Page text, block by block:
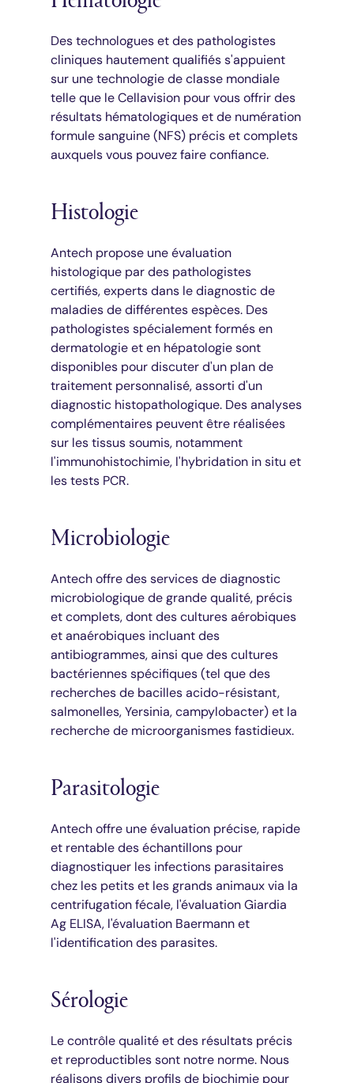
Des technologues et des pathologistes
cliniques hautement qualifiés s'appuient
sur une technologie de classe mondiale
telle que le Cellavision pour vous offrir des
résultats hématologiques et de numération
formule sanguine (NFS) précis et complets
auxquels vous pouvez faire confiance.
Histologie
Antech propose une évaluation
histologique par des pathologistes
certifiés, experts dans le diagnostic de
maladies de différentes espèces. Des
pathologistes spécialement formés en
dermatologie et en hépatologie sont
disponibles pour discuter d'un plan de
traitement personnalisé, assorti d'un
diagnostic histopathologique. Des analyses
complémentaires peuvent être réalisées
sur les tissus soumis, notamment
l'immunohistochimie, l'hybridation in situ et
les tests PCR.
Microbiologie
Antech offre des services de diagnostic
microbiologique de grande qualité, précis
et complets, dont des cultures aérobiques
et anaérobiques incluant des
antibiogrammes, ainsi que des cultures
bactériennes spécifiques (tel que des
recherches de bacilles acido-résistant,
salmonelles, Yersinia, campylobacter) et la
recherche de microorganismes fastidieux.
Parasitologie
Antech offre une évaluation précise, rapide
et rentable des échantillons pour
diagnostiquer les infections parasitaires
chez les petits et les grands animaux via la
centrifugation fécale, l'évaluation Giardia
Ag ELISA, l'évaluation Baermann et
l'identification des parasites.
Sérologie
Le contrôle qualité et des résultats précis
et reproductibles sont notre norme. Nous
réalisons divers profils de biochimie pour